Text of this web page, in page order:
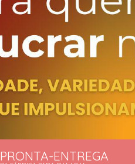
PRONTA-ENTREGA